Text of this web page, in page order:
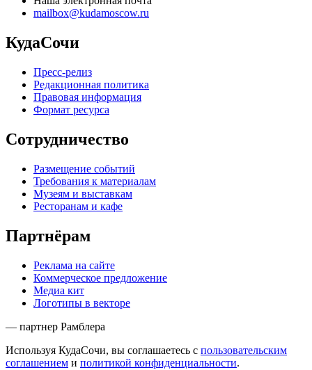
mailbox@kudamoscow.ru
КудаСочи
Пресс-релиз
Редакционная политика
Правовая информация
Формат ресурса
Сотрудничество
Размещение событий
Требования к материалам
Музеям и выставкам
Ресторанам и кафе
Партнёрам
Реклама на сайте
Коммерческое предложение
Медиа кит
Логотипы в векторе
— партнер Рамблера
Используя КудаСочи, вы соглашаетесь с пользовательским
соглашением и политикой конфиденциальности.